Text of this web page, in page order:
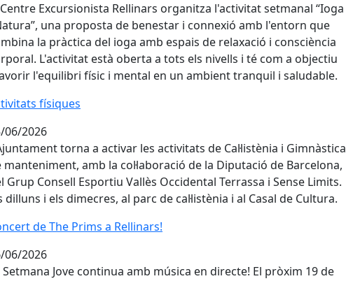
Excursionista Rellinars organitza l'activitat setmanal “Ioga
una proposta de benestar i connexió amb l'entorn que
la pràctica del ioga amb espais de relaxació i consciència
L'activitat està oberta a tots els nivells i té com a objectiu
l'equilibri físic i mental en un ambient tranquil i saludable.
físiques
físiques
06/2026
torna a activar les activitats de Cal·listènia i Gimnàstica
manteniment, amb la col·laboració de la Diputació de Barcelona,
Grup Consell Esportiu Vallès Occidental Terrassa i Sense Limits.
dilluns i els dimecres, al parc de cal·listènia i al Casal de Cultura.
de The Prims a Rellinars!
de The Prims a Rellinars!
06/2026
Setmana Jove continua amb música en directe! El pròxim 19 de